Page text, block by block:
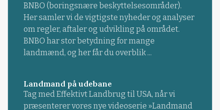
BNBO (boringsnære beskyttelsesområder).
Her samler vi de vigtigste nyheder og analyser
om regler, aftaler og udvikling på området.
BNBO har stor betydning for mange
landmænd, og her får du overblik ...
Landmand på udebane
Tag med Effektivt Landbrug til USA, når vi
præsenterer vores nye videoserie »Landmand